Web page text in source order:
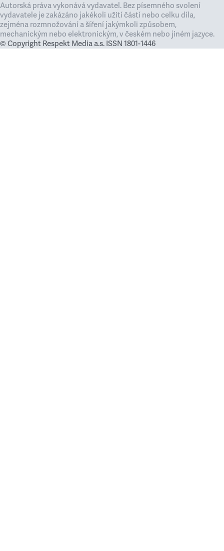
Autorská práva vykonává vydavatel. Bez písemného svolení
vydavatele je zakázáno jakékoli užití částí nebo celku díla,
zejména rozmnožování a šíření jakýmkoli způsobem,
mechanickým nebo elektronickým, v českém nebo jiném jazyce.
© Copyright Respekt Media a.s. ISSN 1801-1446